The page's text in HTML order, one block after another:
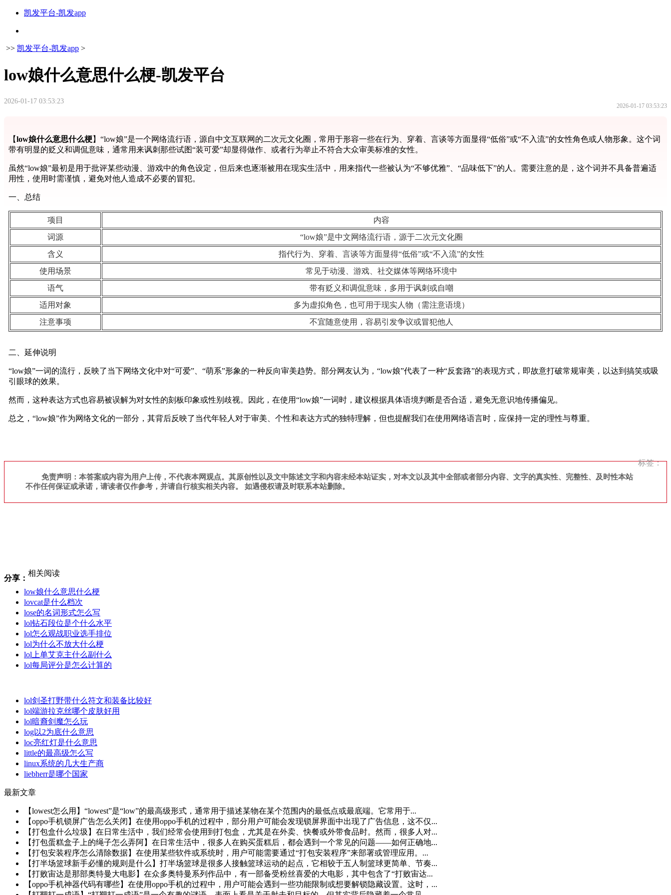
凯发平台-凯发app
>> 凯发平台-凯发app >
low娘什么意思什么梗-凯发平台
2026-01-17 03:53:23
2026-01-17 03:53:23
【low娘什么意思什么梗】“low娘”是一个网络流行语，源自中文互联网的二次元文化圈，常用于形容一些在行为、穿着、言谈等方面显得“低俗”或“不入流”的女性角色或人物形象。这个词
带有明显的贬义和调侃意味，通常用来讽刺那些试图“装可爱”却显得做作、或者行为举止不符合大众审美标准的女性。
虽然“low娘”最初是用于批评某些动漫、游戏中的角色设定，但后来也逐渐被用在现实生活中，用来指代一些被认为“不够优雅”、“品味低下”的人。需要注意的是，这个词并不具备普遍适
用性，使用时需谨慎，避免对他人造成不必要的冒犯。
一、总结
项目
内容
词源
“low娘”是中文网络流行语，源于二次元文化圈
含义
指代行为、穿着、言谈等方面显得“低俗”或“不入流”的女性
使用场景
常见于动漫、游戏、社交媒体等网络环境中
语气
带有贬义和调侃意味，多用于讽刺或自嘲
适用对象
多为虚拟角色，也可用于现实人物（需注意语境）
注意事项
不宜随意使用，容易引发争议或冒犯他人
二、延伸说明
“low娘”一词的流行，反映了当下网络文化中对“可爱”、“萌系”形象的一种反向审美趋势。部分网友认为，“low娘”代表了一种“反套路”的表现方式，即故意打破常规审美，以达到搞笑或吸
引眼球的效果。
然而，这种表达方式也容易被误解为对女性的刻板印象或性别歧视。因此，在使用“low娘”一词时，建议根据具体语境判断是否合适，避免无意识地传播偏见。
总之，“low娘”作为网络文化的一部分，其背后反映了当代年轻人对于审美、个性和表达方式的独特理解，但也提醒我们在使用网络语言时，应保持一定的理性与尊重。
标签：
免责声明：本答案或内容为用户上传，不代表本网观点。其原创性以及文中陈述文字和内容未经本站证实，对本文以及其中全部或者部分内容、文字的真实性、完整性、及时性本站
不作任何保证或承诺，请读者仅作参考，并请自行核实相关内容。 如遇侵权请及时联系本站删除。
分享：
相关阅读
low娘什么意思什么梗
lovcat是什么档次
lose的名词形式怎么写
lol钻石段位是个什么水平
lol怎么观战职业选手排位
lol为什么不放大什么梗
lol上单艾克主什么副什么
lol每局评分是怎么计算的
lol剑圣打野带什么符文和装备比较好
lol端游拉克丝哪个皮肤好用
lol暗裔剑魔怎么玩
log以2为底什么意思
loc亮红灯是什么意思
little的最高级怎么写
linux系统的几大生产商
liebherr是哪个国家
最新文章
【lowest怎么用】“lowest”是“low”的最高级形式，通常用于描述某物在某个范围内的最低点或最底端。它常用于...
【oppo手机锁屏广告怎么关闭】在使用oppo手机的过程中，部分用户可能会发现锁屏界面中出现了广告信息，这不仅...
【打包盒什么垃圾】在日常生活中，我们经常会使用到打包盒，尤其是在外卖、快餐或外带食品时。然而，很多人对...
【打包蛋糕盒子上的绳子怎么弄阿】在日常生活中，很多人在购买蛋糕后，都会遇到一个常见的问题——如何正确地...
【打包安装程序怎么清除数据】在使用某些软件或系统时，用户可能需要通过“打包安装程序”来部署或管理应用。...
【打半场篮球新手必懂的规则是什么】打半场篮球是很多人接触篮球运动的起点，它相较于五人制篮球更简单、节奏...
【打败宙达是那部奥特曼大电影】在众多奥特曼系列作品中，有一部备受粉丝喜爱的大电影，其中包含了“打败宙达...
【oppo手机神器代码有哪些】在使用oppo手机的过程中，用户可能会遇到一些功能限制或想要解锁隐藏设置。这时，...